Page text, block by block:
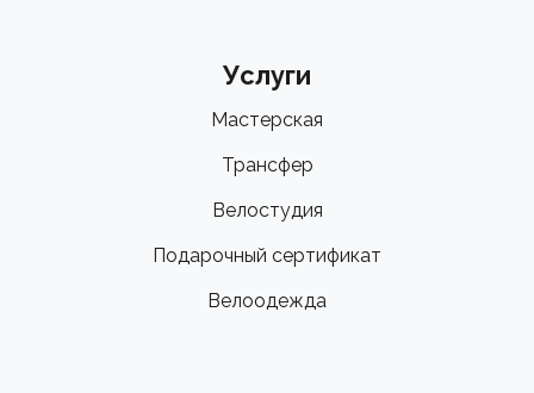
Услуги
Мастерская
Трансфер
Велостудия
Подарочный сертификат
Велоодежда